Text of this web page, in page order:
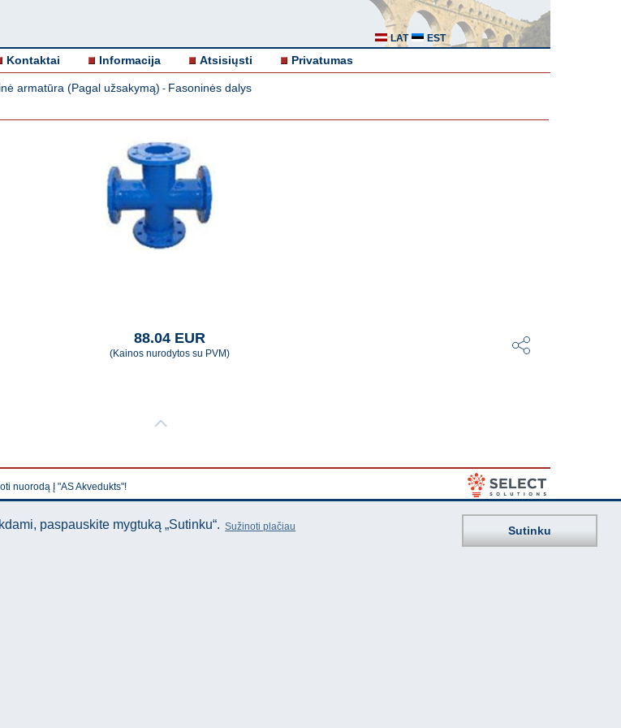
LAT EST
Kontaktai Informacija Atsisiųsti Privatumas
armatūra (Pagal užsakymą) - Fasoninės dalys
88.04 EUR
(Kainos nurodytos su PVM)
nuorodą Į "AS Akvedukts"!
paspauskite mygtuką „Sutinku“. Sužinoti plačiau Sutinku